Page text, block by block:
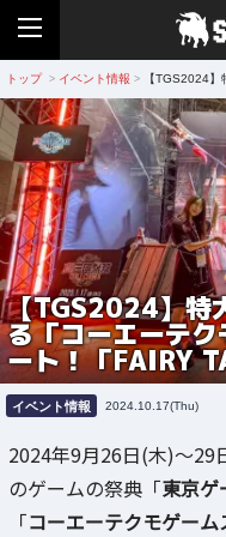
トップ > イベント情報 > 【TGS2024
【TGS2024】特
る「コーエーテ
ート！「FAIRY
イベント情報 2024.10.17(Thu)
2024年9月26日(木)～29
のゲームの祭典「東京ゲ
「コーエーテクモゲーム